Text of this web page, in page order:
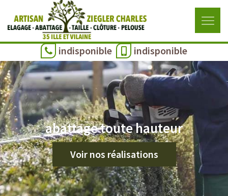
indisponible indisponible
abattage toute hauteur
Voir nos réalisations